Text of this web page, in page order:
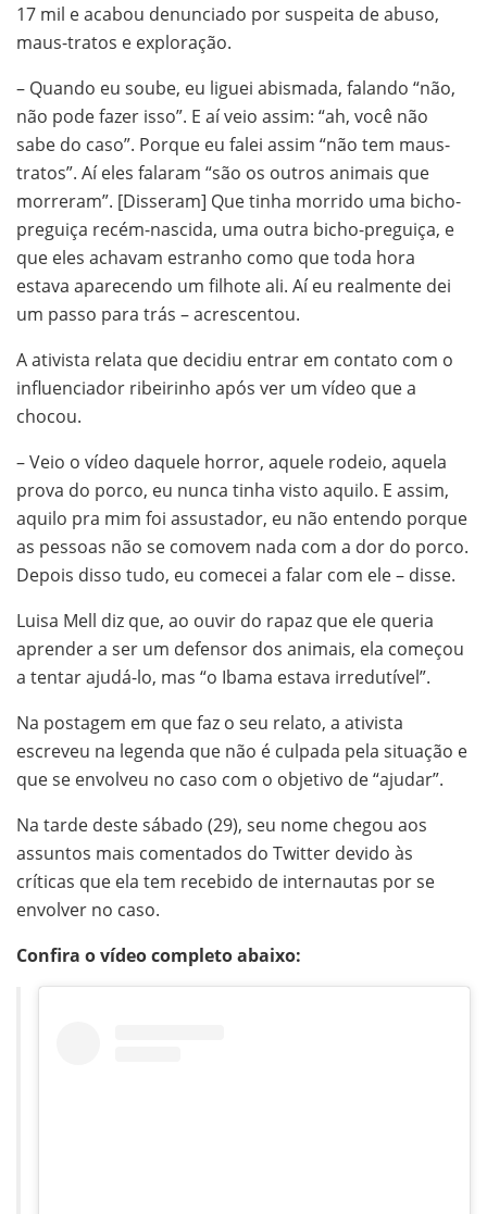
17 mil e acabou denunciado por suspeita de abuso,
maus-tratos e exploração.
– Quando eu soube, eu liguei abismada, falando “não,
não pode fazer isso”. E aí veio assim: “ah, você não
sabe do caso”. Porque eu falei assim “não tem maus-
tratos”. Aí eles falaram “são os outros animais que
morreram”. [Disseram] Que tinha morrido uma bicho-
preguiça recém-nascida, uma outra bicho-preguiça, e
que eles achavam estranho como que toda hora
estava aparecendo um filhote ali. Aí eu realmente dei
um passo para trás – acrescentou.
A ativista relata que decidiu entrar em contato com o
influenciador ribeirinho após ver um vídeo que a
chocou.
– Veio o vídeo daquele horror, aquele rodeio, aquela
prova do porco, eu nunca tinha visto aquilo. E assim,
aquilo pra mim foi assustador, eu não entendo porque
as pessoas não se comovem nada com a dor do porco.
Depois disso tudo, eu comecei a falar com ele – disse.
Luisa Mell diz que, ao ouvir do rapaz que ele queria
aprender a ser um defensor dos animais, ela começou
a tentar ajudá-lo, mas “o Ibama estava irredutível”.
Na postagem em que faz o seu relato, a ativista
escreveu na legenda que não é culpada pela situação e
que se envolveu no caso com o objetivo de “ajudar”.
Na tarde deste sábado (29), seu nome chegou aos
assuntos mais comentados do Twitter devido às
críticas que ela tem recebido de internautas por se
envolver no caso.
Confira o vídeo completo abaixo: